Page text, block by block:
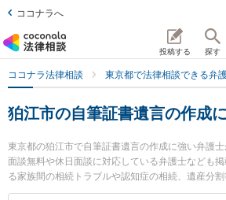
ココナラへ
投稿する 探す
ココナラ法律相談 東京都で法律相談できる弁
狛江市の自筆証書遺言の作成
東京都の狛江市で自筆証書遺言の作成に強い弁護
面談無料や休日面談に対応している弁護士なども
る家族間の相続トラブルや認知症の相続、遺産分
み検索もでき便利です。特に片岡法律事務所の片